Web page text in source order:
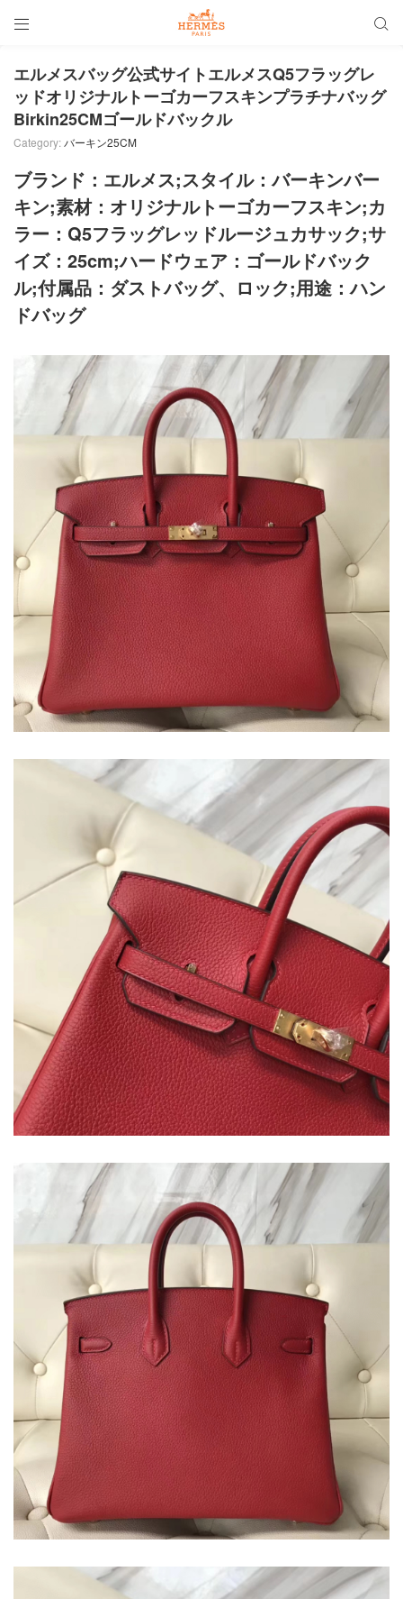
 
エルメスバッグ公式サイトエルメスQ5フラッグレ
ッドオリジナルトーゴカーフスキンプラチナバッグ
Birkin25CMゴールドバックル
Category:バーキン25CM
ブランド：エルメス;スタイル：バーキンバー
キン;素材：オリジナルトーゴカーフスキン;カ
ラー：Q5フラッグレッドルージュカサック;サ
イズ：25cm;ハードウェア：ゴールドバック
ル;付属品：ダストバッグ、ロック;用途：ハン
ドバッグ